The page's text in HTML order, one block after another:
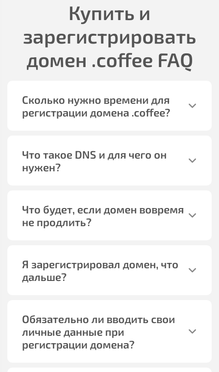
Купить и
зарегистрировать
домен .coffee FAQ
Сколько нужно времени для
регистрации домена .coffee?
Что такое DNS и для чего он
нужен?
Что будет, если домен вовремя
не продлить?
Я зарегистрировал домен, что
дальше?
Обязательно ли вводить свои
личные данные при
регистрации домена?